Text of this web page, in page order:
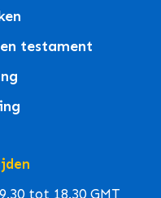
testament
tot 18.30 GMT